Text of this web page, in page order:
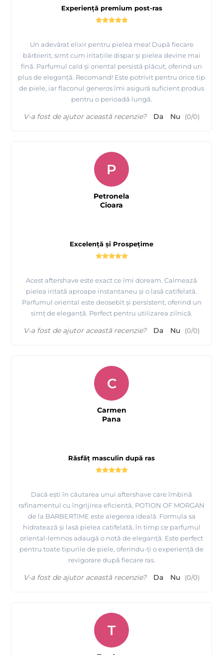
Experiență premium post-ras
Un adevărat elixir pentru pielea mea! După fiecare
bărbierit, simt cum iritațiile dispar și pielea devine mai
fină. Parfumul cald și oriental persistă plăcut, oferind un
plus de eleganță. Recomand! Este potrivit pentru orice tip
de piele, iar flaconul generos îmi asigură suficient produs
pentru o perioadă lungă.
V-a fost de ajutor această recenzie? Da Nu (0/0)
Excelență și Prospețime
Acest aftershave este exact ce îmi doream. Calmează
pielea iritată aproape instantaneu și o lasă catifelată.
Parfumul oriental este deosebit și persistent, oferind un
simț de eleganță. Perfect pentru utilizarea zilnică.
P
Petronela
Cioara
V-a fost de ajutor această recenzie? Da Nu (0/0)
Răsfăț masculin după ras
Dacă ești în căutarea unui aftershave care îmbină
rafinamentul cu îngrijirea eficientă, POTION OF MORGAN
de la BARBERTIME este alegerea ideală. Formula sa
hidratează și lasă pielea catifelată, în timp ce parfumul
oriental-lemnos adaugă o notă de eleganță. Este perfect
pentru toate tipurile de piele, oferindu-ți o experiență de
revigorare după fiecare ras.
C
Carmen
Pana
V-a fost de ajutor această recenzie? Da Nu (0/0)
T